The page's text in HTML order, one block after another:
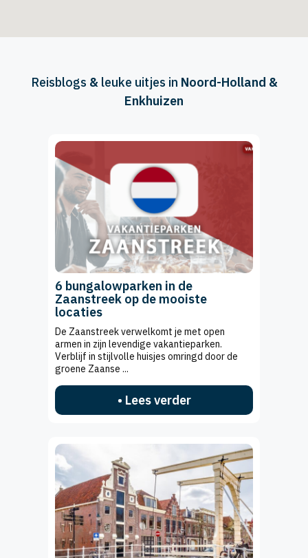
Reisblogs & leuke uitjes in Noord-Holland &
Enkhuizen
6 bungalowparken in de
Zaanstreek op de mooiste
locaties
De Zaanstreek verwelkomt je met open
armen in zijn levendige vakantieparken.
Verblijf in stijlvolle huisjes omringd door de
groene Zaanse ...
• Lees verder